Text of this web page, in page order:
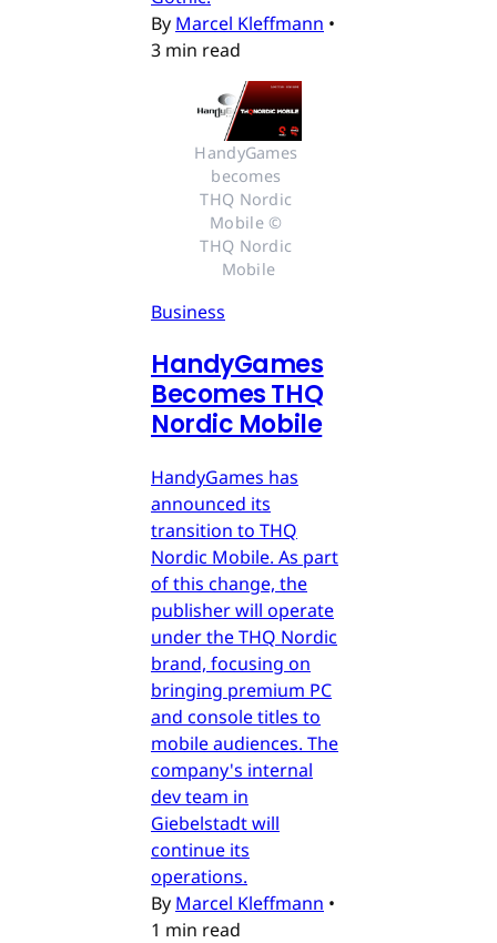
By Marcel Kleffmann •
3 min read
HandyGames
becomes
THQ Nordic
Mobile ©
THQ Nordic
Mobile
Business
HandyGames
Becomes THQ
Nordic Mobile
HandyGames has
announced its
transition to THQ
Nordic Mobile. As part
of this change, the
publisher will operate
under the THQ Nordic
brand, focusing on
bringing premium PC
and console titles to
mobile audiences. The
company's internal
dev team in
Giebelstadt will
continue its
operations.
By Marcel Kleffmann •
1 min read